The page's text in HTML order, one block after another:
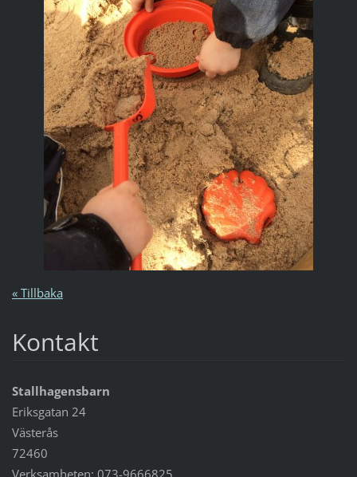
« Tillbaka
Kontakt
Stallhagensbarn
Eriksgatan 24
Västerås
72460
Verksamheten: 073-9666825